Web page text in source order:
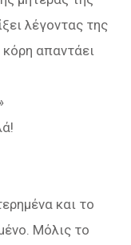
λέγοντας της
απαντάει
και το
Μόλις το